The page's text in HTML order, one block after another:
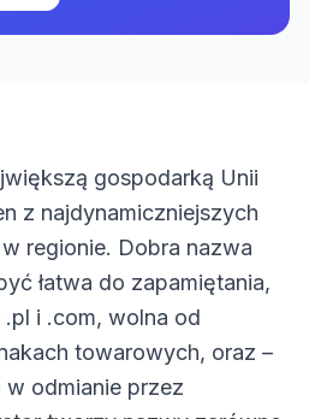
gospodarką Unii
z najdynamiczniejszych
regionie. Dobra nazwa
łatwa do zapamiętania,
i .com, wolna od
towarowych, oraz –
w odmianie przez